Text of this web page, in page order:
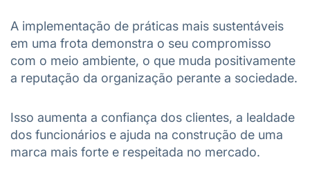
A implementação de práticas mais sustentáveis
em uma frota demonstra o seu compromisso
com o meio ambiente, o que muda positivamente
a reputação da organização perante a sociedade.
Isso aumenta a confiança dos clientes, a lealdade
dos funcionários e ajuda na construção de uma
marca mais forte e respeitada no mercado.